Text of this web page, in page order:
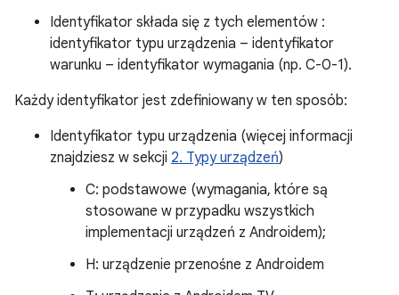
Identyfikator składa się z tych elementów :
identyfikator typu urządzenia – identyfikator
warunku – identyfikator wymagania (np. C-0-1).
Każdy identyfikator jest zdefiniowany w ten sposób:
Identyfikator typu urządzenia (więcej informacji
znajdziesz w sekcji 2. Typy urządzeń)
C: podstawowe (wymagania, które są
stosowane w przypadku wszystkich
implementacji urządzeń z Androidem);
H: urządzenie przenośne z Androidem